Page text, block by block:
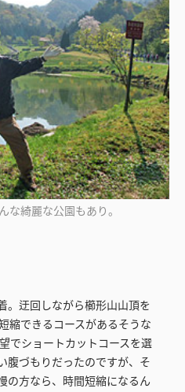
な綺麗な公園もあり。
。迂回しながら櫛形山山頂を
縮できるコースがあるそうな
でショートカットコースを選
腹づもりだったのですが、そ
の方なら、時間短縮になるん